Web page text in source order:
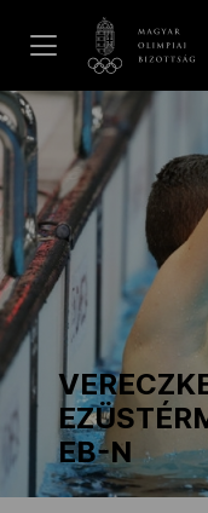
Hírek
Galéria
Dakar 2026
Los
MOB
EB-N